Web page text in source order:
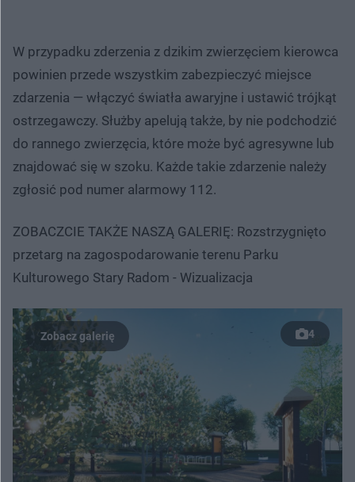
W przypadku zderzenia z dzikim zwierzęciem kierowca
powinien przede wszystkim zabezpieczyć miejsce
zdarzenia — włączyć światła awaryjne i ustawić trójkąt
ostrzegawczy. Służby apelują także, by nie podchodzić
do rannego zwierzęcia, które może być agresywne lub
znajdować się w szoku. Każde takie zdarzenie należy
zgłosić pod numer alarmowy 112.
ZOBACZCIE TAKŻE NASZĄ GALERIĘ: Rozstrzygnięto
przetarg na zagospodarowanie terenu Parku
Kulturowego Stary Radom - Wizualizacja
4